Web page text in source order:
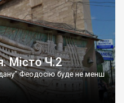
Місто Ч.2
Феодосію буде не менш